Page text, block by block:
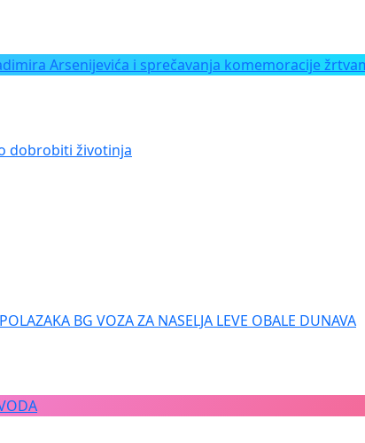
Arsenijevića i sprečavanja komemoracije
dobrobiti životinja
BG VOZA ZA NASELJA LEVE OBALE DUNAVA